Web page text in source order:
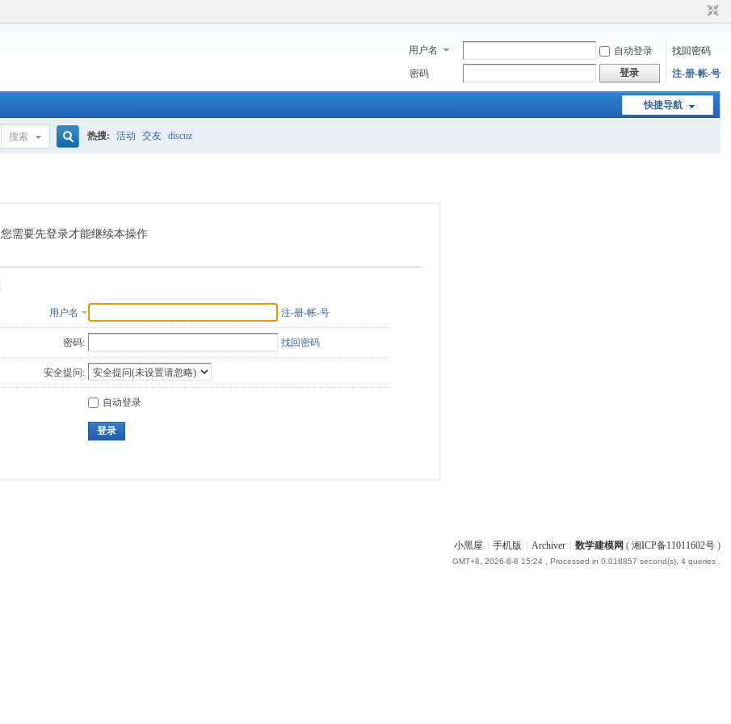
用户名 自动登录
找回密码
密码
登录 注-册-帐-号
快捷导航
搜索
索
热搜: 活动 交友 discuz
您需要先登录才能继续本操作
用户名 注-册-帐-号
密码: 找回密码
安全提问:
自动登录
登录
小黑屋 手机版 Archiver 数学建模网 ( 湘ICP备11011602号)
GMT+8, 2026-8-8 15:24, Processed in 0.018857 second(s), 4 queries .